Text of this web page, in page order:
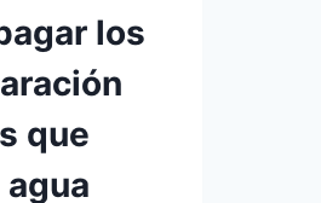
los
que